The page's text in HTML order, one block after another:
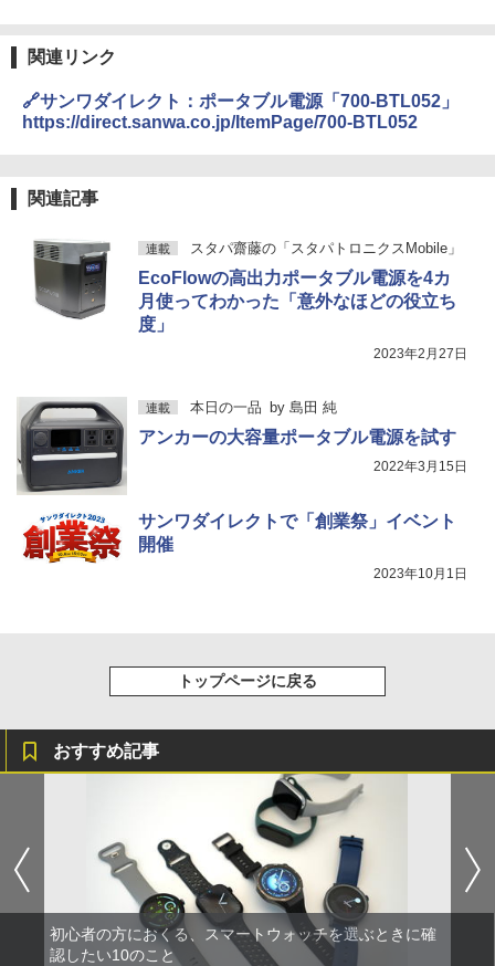
関連リンク
🔗サンワダイレクト：ポータブル電源「700-BTL052」
https://direct.sanwa.co.jp/ItemPage/700-BTL052
関連記事
連載 スタパ齋藤の「スタパトロニクスMobile」
EcoFlowの高出力ポータブル電源を4カ
月使ってわかった「意外なほどの役立ち
度」
2023年2月27日
連載 本日の一品 by 島田 純
アンカーの大容量ポータブル電源を試す
2022年3月15日
サンワダイレクトで「創業祭」イベント
開催
2023年10月1日
トップページに戻る
おすすめ記事
初心者の方におくる、スマートウォッチを選ぶときに確
認したい10のこと